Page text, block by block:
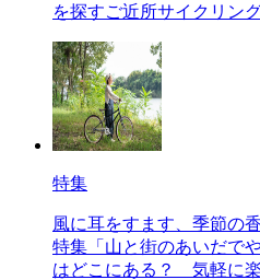
を探すご近所サイクリン
特集
風に耳をすます、季節の
特集「山と街のあいだで
はどこにある？ 気軽に